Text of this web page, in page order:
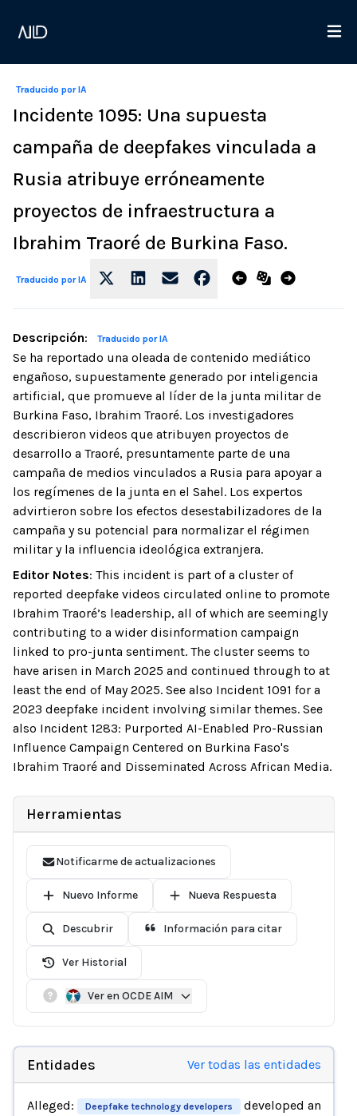
Traducido por IA
Incidente 1095: Una supuesta
campaña de deepfakes vinculada a
Rusia atribuye erróneamente
proyectos de infraestructura a
Ibrahim Traoré de Burkina Faso.
Traducido por IA
Descripción: Traducido por IA
Se ha reportado una oleada de contenido mediático
engañoso, supuestamente generado por inteligencia
artificial, que promueve al líder de la junta militar de
Burkina Faso, Ibrahim Traoré. Los investigadores
describieron videos que atribuyen proyectos de
desarrollo a Traoré, presuntamente parte de una
campaña de medios vinculados a Rusia para apoyar a
los regímenes de la junta en el Sahel. Los expertos
advirtieron sobre los efectos desestabilizadores de la
campaña y su potencial para normalizar el régimen
militar y la influencia ideológica extranjera.
Editor Notes: This incident is part of a cluster of
reported deepfake videos circulated online to promote
Ibrahim Traoré’s leadership, all of which are seemingly
contributing to a wider disinformation campaign
linked to pro-junta sentiment. The cluster seems to
have arisen in March 2025 and continued through to at
least the end of May 2025. See also Incident 1091 for a
2023 deepfake incident involving similar themes. See
also Incident 1283: Purported AI-Enabled Pro-Russian
Influence Campaign Centered on Burkina Faso's
Ibrahim Traoré and Disseminated Across African Media.
Herramientas
Notificarme de actualizaciones
Nuevo Informe Nueva Respuesta
Descubrir Información para citar
Ver Historial
Ver en OCDE AIM
Entidades Ver todas las entidades
Alleged: Deepfake technology developers
developed an